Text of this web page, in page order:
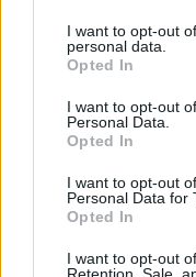
not limited to your visit
grant or deny consent
use your data for
consent section.
I want to opt-out
personal data.
Opted In
I want to opt-out
Personal Data.
Opted In
I want to opt-out
Personal Data for
Opted In
I want to opt-out